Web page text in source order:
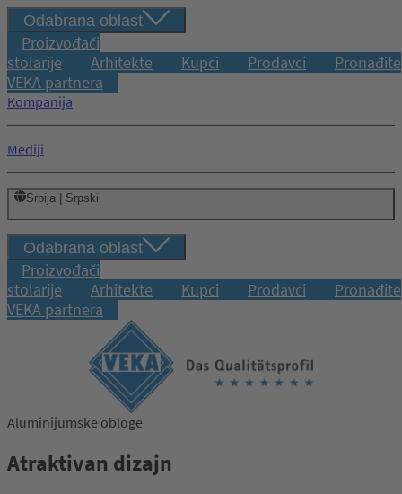
Odabrana oblast
Proizvođači
stolarije
Arhitekte Kupci Prodavci
Pronađite
VEKA partnera
Kompanija
Mediji
Srbija | Srpski
Odabrana oblast
Proizvođači
stolarije
Arhitekte Kupci Prodavci
Pronađite
VEKA partnera
Aluminijumske obloge
Atraktivan dizajn